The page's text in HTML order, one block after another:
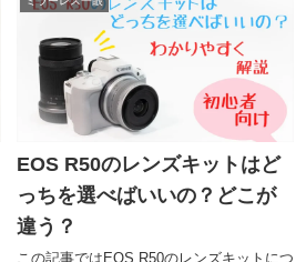
EOS R50のレンズキットはど
っちを選べばいいの？どこが
違う？
この記事ではEOS R50のレンズキットにつ